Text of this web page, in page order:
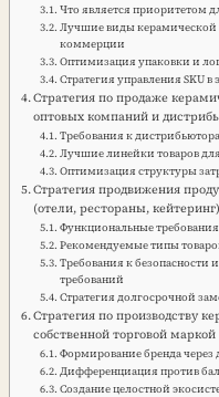
Что является приоритетом
Лучшие виды керамической
коммерции
Оптимизация упаковки и
Стратегия управления SKU
Стратегия по продаже
оптовых компаний и
Требования к
Лучшие линейки товаров
Оптимизация структуры
Стратегия продвижения
(отели, рестораны, кейтеринг)
Функциональные требования
Рекомендуемые типы
Требования к
требований
Стратегия долгосрочной
Стратегия по производству
собственной торговой маркой
Формирование бренда
Дифференциация против
Создание целостной